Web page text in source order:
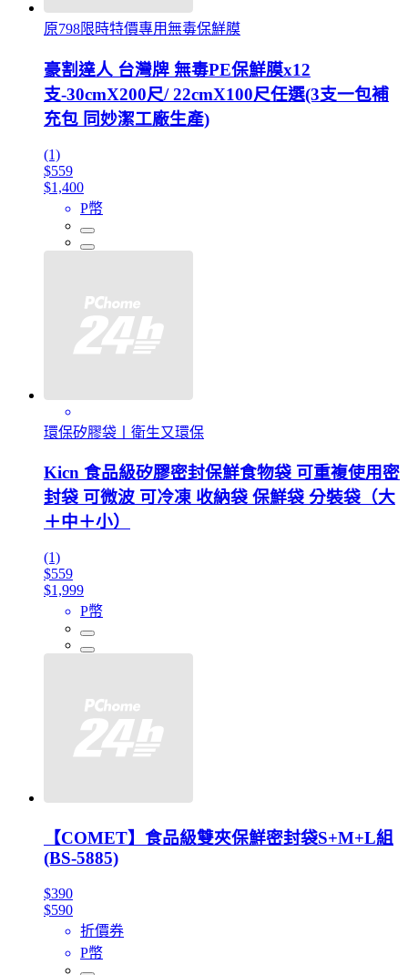
原798限時特價專用無毒保鮮膜
豪割達人 台灣牌 無毒PE保鮮膜x12
支-30cmX200尺/ 22cmX100尺任選(3支一包補
充包 同妙潔工廠生產)
(1)
$559
$1,400
P幣
環保矽膠袋丨衛生又環保
Kicn 食品級矽膠密封保鮮食物袋 可重複使用密
封袋 可微波 可冷凍 收納袋 保鮮袋 分裝袋（大
＋中＋小）
(1)
$559
$1,999
P幣
【COMET】食品級雙夾保鮮密封袋S+M+L組
(BS-5885)
$390
$590
折價券
P幣